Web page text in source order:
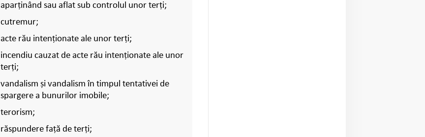
aparținând sau aflat sub controlul unor terți;
cutremur;
acte rău intenționate ale unor terți;
incendiu cauzat de acte rău intenționate ale unor
terți;
vandalism și vandalism în timpul tentativei de
spargere a bunurilor imobile;
terorism;
răspundere față de terți;